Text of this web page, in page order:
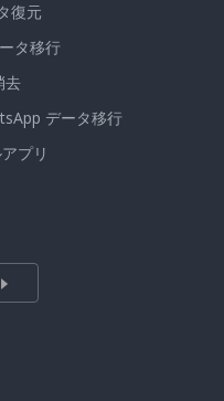
復元
タ移行
去
データ移行
プリ